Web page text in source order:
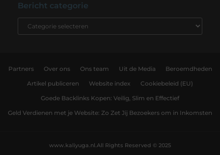
Bericht categorie
Partners Over ons Ons team Uit de Media Beroemdheden
Artikel publiceren Website index Cookiebeleid (EU)
Goede Backlinks Kopen: Veilig, Slim en Effectief
Geld Verdienen met je Website: Zo Zet Jij Bezoekers om in Inkomsten
All Rights Reserved © 2025
www.kaliyuga.nl.